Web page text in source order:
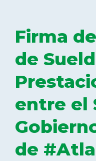
COMITÉ EJECUTIVO
COMISIÓN DE
SECCIONES
DELEGACIONES
Firma
de
entre el
de